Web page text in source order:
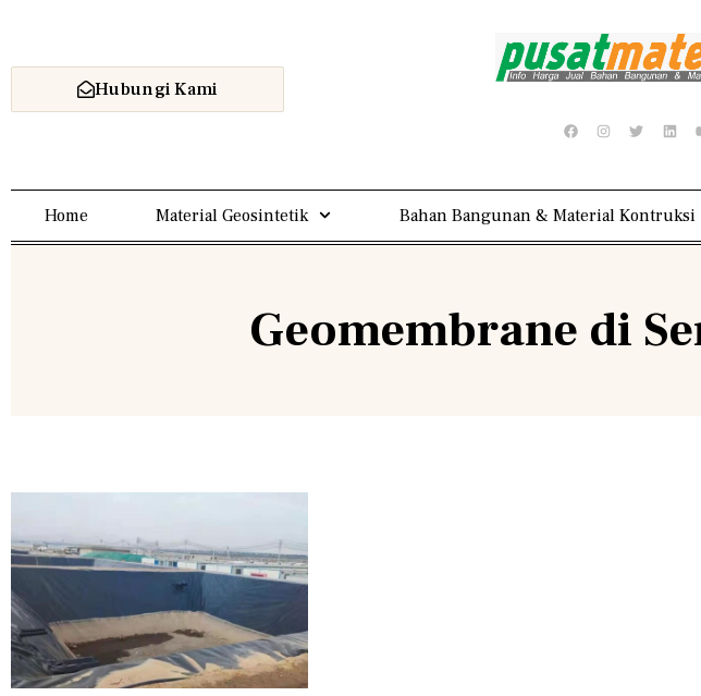
Hubungi Kami
Home Material Geosintetik Bahan Bangunan & Material Kontruksi
Geomembrane di